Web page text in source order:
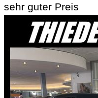
sehr guter Preis